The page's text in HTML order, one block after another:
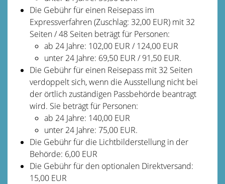
Die Gebühr für einen Reisepass im
Expressverfahren (Zuschlag: 32,00 EUR) mit 32
Seiten / 48 Seiten beträgt für Personen:
ab 24 Jahre: 102,00 EUR / 124,00 EUR
unter 24 Jahre: 69,50 EUR / 91,50 EUR.
Die Gebühr für einen Reisepass mit 32 Seiten
verdoppelt sich,wenn die Ausstellung nicht bei
der örtlich zuständigen Passbehörde beantragt
wird. Sie beträgt für Personen:
ab 24 Jahre: 140,00 EUR
unter 24 Jahre: 75,00 EUR.
Die Gebühr für die Lichtbilderstellung in der
Behörde: 6,00 EUR
Die Gebühr für den optionalen Direktversand:
15,00 EUR